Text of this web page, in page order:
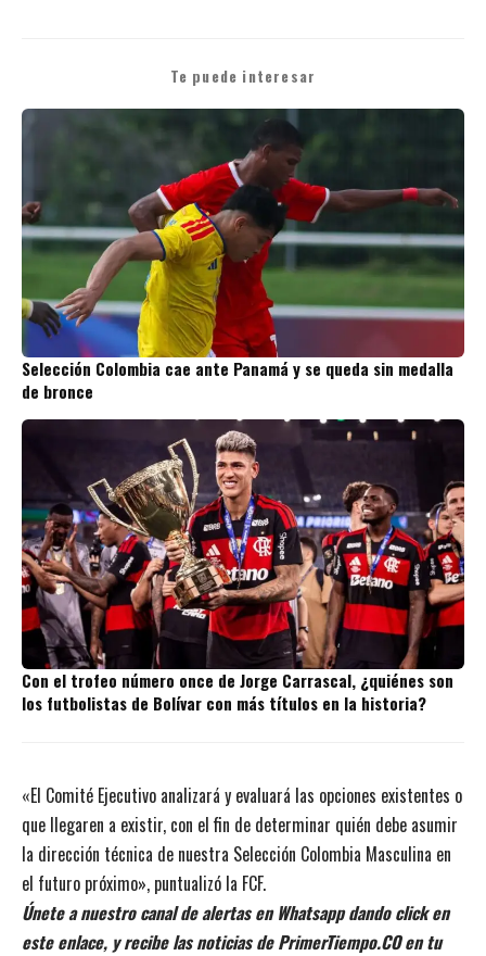
Te puede interesar
Selección Colombia cae ante Panamá y se queda sin medalla
de bronce
Con el trofeo número once de Jorge Carrascal, ¿quiénes son
los futbolistas de Bolívar con más títulos en la historia?
«El Comité Ejecutivo analizará y evaluará las opciones existentes o
que llegaren a existir, con el fin de determinar quién debe asumir
la dirección técnica de nuestra Selección Colombia Masculina en
el futuro próximo», puntualizó la FCF.
Únete a nuestro canal de alertas en Whatsapp dando click en
este enlace, y recibe las noticias de PrimerTiempo.CO en tu